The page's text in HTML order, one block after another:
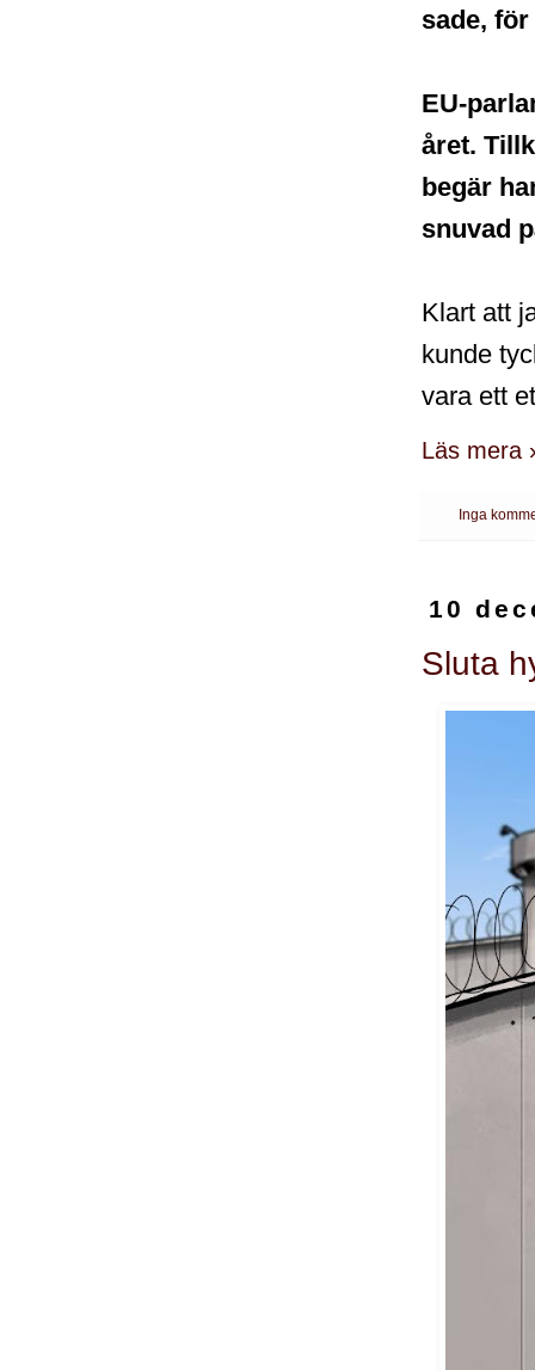
sade,
EU-
året.
begär
snuvad
Klart att
kunde
vara ett
Läs mera
Inga
10
Sluta